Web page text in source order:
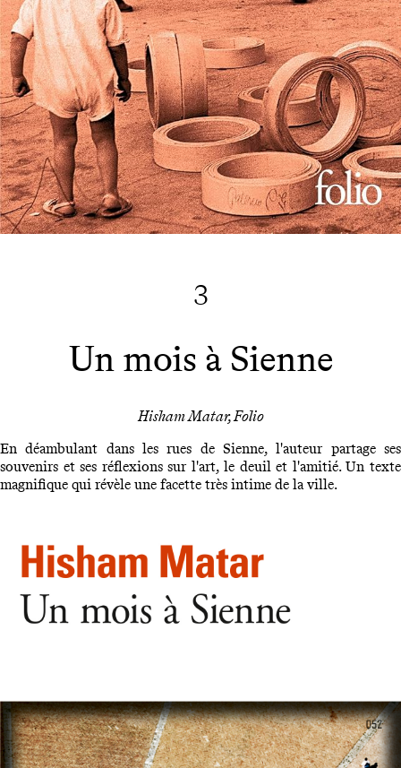
3
Un mois à Sienne
Hisham Matar, Folio
En déambulant dans les rues de Sienne, l'auteur partage ses
souvenirs et ses réflexions sur l'art, le deuil et l'amitié. Un texte
magnifique qui révèle une facette très intime de la ville.